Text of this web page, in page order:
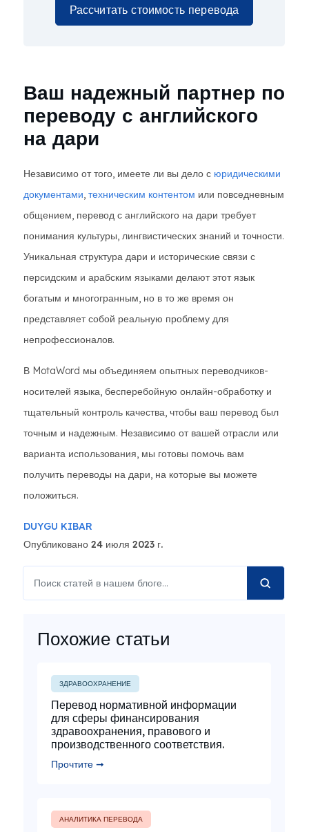
Рассчитать стоимость перевода
Ваш надежный партнер по
переводу с английского
на дари
Независимо от того, имеете ли вы дело с юридическими
документами, техническим контентом или повседневным
общением, перевод с английского на дари требует
понимания культуры, лингвистических знаний и точности.
Уникальная структура дари и исторические связи с
персидским и арабским языками делают этот язык
богатым и многогранным, но в то же время он
представляет собой реальную проблему для
непрофессионалов.
В MotaWord мы объединяем опытных переводчиков-
носителей языка, бесперебойную онлайн-обработку и
тщательный контроль качества, чтобы ваш перевод был
точным и надежным. Независимо от вашей отрасли или
варианта использования, мы готовы помочь вам
получить переводы на дари, на которые вы можете
положиться.
DUYGU KIBAR
Опубликовано 24 июля 2023 г.
Похожие статьи
ЗДРАВООХРАНЕНИЕ
Перевод нормативной информации
для сферы финансирования
здравоохранения, правового и
производственного соответствия.
Прочтите ➞
АНАЛИТИКА ПЕРЕВОДА